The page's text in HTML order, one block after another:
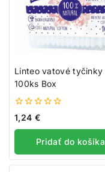
Linteo vatové tyčinky
100ks Box
0
5
1,24 €
Pridať do košíka